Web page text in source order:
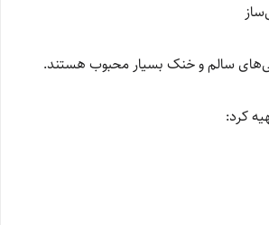
سالم و خنک بسیار محبوب هستند.
کرد: